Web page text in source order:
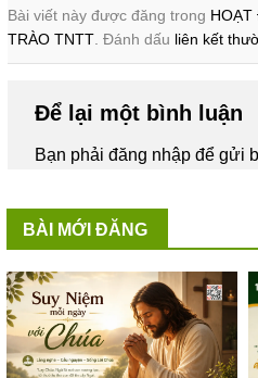
Bài viết này được đăng trong
TRÀO TNTT. Đánh dấu liên kết
Để lại một bình luận
Bạn phảiđăng nhậpđể gửi
BÀI MỚI ĐĂNG